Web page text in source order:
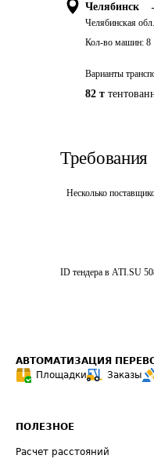
Челябинск
Челябинская обл.
Кол-во машин: 8
Варианты
82 т
Требования
Несколько
ID тендера в ATI.SU
АВТОМАТИЗАЦИЯ
Площадки
Заказы
ПОЛЕЗНОЕ
Расчет расстояний